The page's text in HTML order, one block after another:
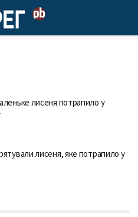
лисеня потрапило у
лисеня, яке потрапило у